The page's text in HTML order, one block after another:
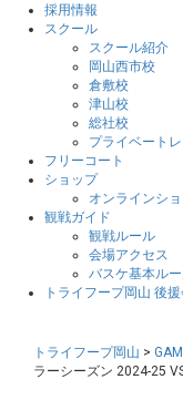
採用情報
スクール
スクール紹介
岡山西市校
倉敷校
津山校
総社校
プライベート
フリーコート
ショップ
オンラインシ
観戦ガイド
観戦ルール
会場アクセス
バスケ基本ル
トライフープ岡山 後
トライフープ岡山 >
ラーシーズン 2024-25